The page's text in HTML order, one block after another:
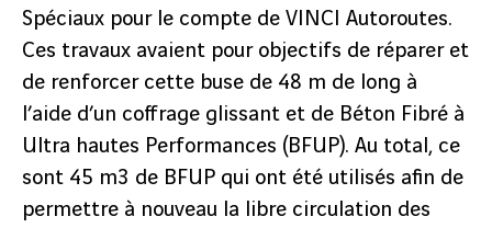
Spéciaux pour le compte de VINCI Autoroutes.
Ces travaux avaient pour objectifs de réparer et
de renforcer cette buse de 48 m de long à
l’aide d’un coffrage glissant et de Béton Fibré à
Ultra hautes Performances (BFUP). Au total, ce
sont 45 m3 de BFUP qui ont été utilisés afin de
permettre à nouveau la libre circulation des